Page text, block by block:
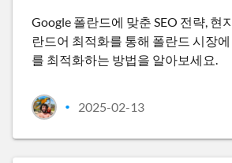
Google 폴란드에 맞춘 SEO 전략, 현
란드어 최적화를 통해 폴란드 시장
를 최적화하는 방법을 알아보세요.
• 2025-02-13